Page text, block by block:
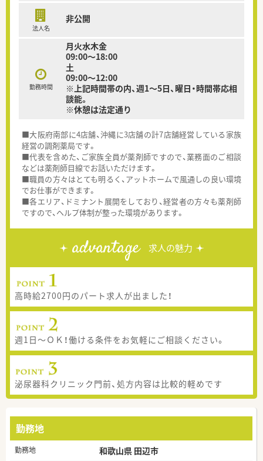
法人名
非公開
勤務時間
月火水木金
09:00～18:00
土
09:00～12:00
※上記時間帯の内、週1～5日、曜日・時間帯応相
談能。
※休憩は法定通り
■大阪府南部に4店舗、沖縄に3店舗の計7店舗経営している家族
経営の調剤薬局です。
■代表を含めた、ご家族全員が薬剤師ですので、業務面のご相談
などは薬剤師目線でお話いただけます。
■職員の方々はとても明るく、アットホームで風通しの良い環境
でお仕事ができます。
■各エリア、ドミナント展開をしており、経営者の方々も薬剤師
ですので、ヘルプ体制が整った環境があります。
advantage 求人の魅力
高時給2700円のパート求人が出ました！
週1日～ＯＫ！働ける条件をお気軽にご相談ください。
泌尿器科クリニック門前、処方内容は比較的軽めです
勤務地
勤務地 和歌山県 田辺市